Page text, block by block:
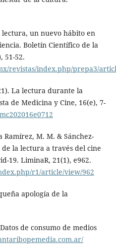
lectura, un nuevo hábito en
Boletín Científico de la
51-52.
revistas/index.php/prepa3/
La lectura durante la
de Medicina y Cine, 16(e), 7-
Ramírez, M. M. & Sánchez-
de la lectura a través del cine
19. LiminaR, 21(1), e962.
r1/article/view/962
apología de la
de consumo de medios